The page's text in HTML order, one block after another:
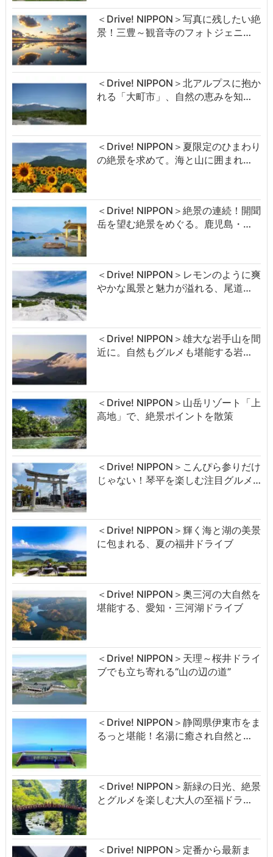
＜Drive! NIPPON＞写真に残したい絶
景！三豊～観音寺のフォトジェニ…
＜Drive! NIPPON＞北アルプスに抱か
れる「大町市」、自然の恵みを知…
＜Drive! NIPPON＞夏限定のひまわり
の絶景を求めて。海と山に囲まれ…
＜Drive! NIPPON＞絶景の連続！開聞
岳を望む絶景をめぐる。鹿児島・…
＜Drive! NIPPON＞レモンのように爽
やかな風景と魅力が溢れる、尾道…
＜Drive! NIPPON＞雄大な岩手山を間
近に。自然もグルメも堪能する岩…
＜Drive! NIPPON＞山岳リゾート「上
高地」で、絶景ポイントを散策
＜Drive! NIPPON＞こんぴら参りだけ
じゃない！琴平を楽しむ注目グルメ…
＜Drive! NIPPON＞輝く海と湖の美景
に包まれる、夏の福井ドライブ
＜Drive! NIPPON＞奥三河の大自然を
堪能する、愛知・三河湖ドライブ
＜Drive! NIPPON＞天理～桜井ドライ
ブでも立ち寄れる“山の辺の道”
＜Drive! NIPPON＞静岡県伊東市をま
るっと堪能！名湯に癒され自然と…
＜Drive! NIPPON＞新緑の日光、絶景
とグルメを楽しむ大人の至福ドラ…
＜Drive! NIPPON＞定番から最新ま